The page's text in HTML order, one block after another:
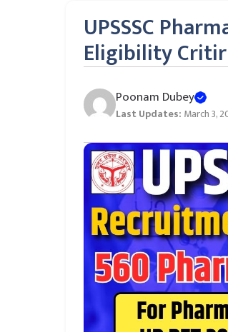
UPSSSC
Eligibility
Poonam Dubey
Last Updates: March 3,